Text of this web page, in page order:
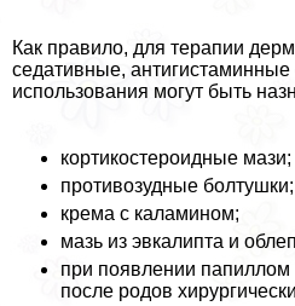
Как правило, для терапии
седативные,
использования могут быть
кортикостероидные мази;
противозудные болтушки;
крема с каламином;
мазь из эвкалипта и
при появлении папиллом
после родов